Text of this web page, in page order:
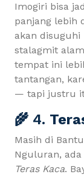
Imogiri bisa
panjang lebih
akan disuguhi
stalagmit
tempat ini
tantangan,
— tapi justru
🌾 4.
Masih di
Nguluran,
Teras Kaca.